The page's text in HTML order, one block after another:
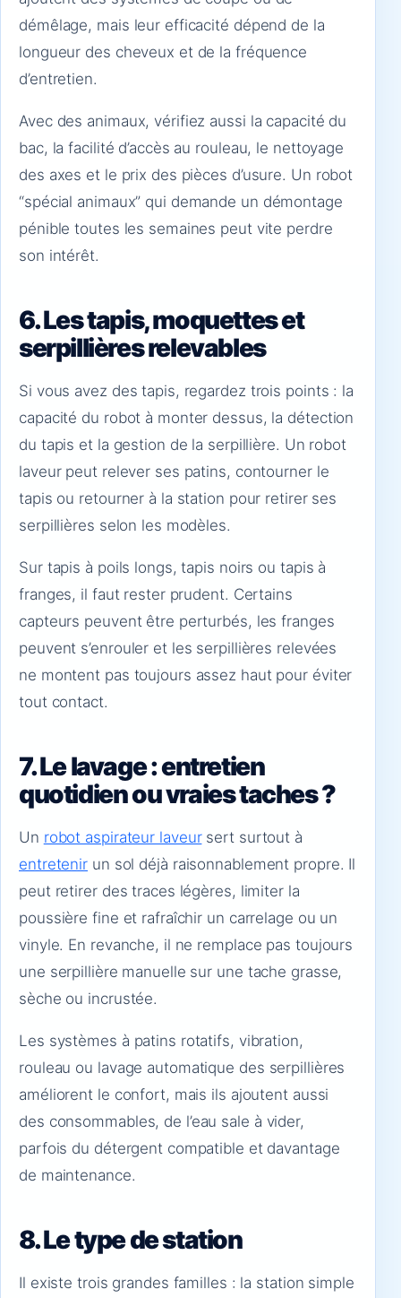
démêlage, mais leur efficacité dépend de la
longueur des cheveux et de la fréquence
d’entretien.
Avec des animaux, vérifiez aussi la capacité du
bac, la facilité d’accès au rouleau, le nettoyage
des axes et le prix des pièces d’usure. Un robot
“spécial animaux” qui demande un démontage
pénible toutes les semaines peut vite perdre
son intérêt.
6. Les tapis, moquettes et
serpillières relevables
Si vous avez des tapis, regardez trois points : la
capacité du robot à monter dessus, la détection
du tapis et la gestion de la serpillière. Un robot
laveur peut relever ses patins, contourner le
tapis ou retourner à la station pour retirer ses
serpillières selon les modèles.
Sur tapis à poils longs, tapis noirs ou tapis à
franges, il faut rester prudent. Certains
capteurs peuvent être perturbés, les franges
peuvent s’enrouler et les serpillières relevées
ne montent pas toujours assez haut pour éviter
tout contact.
7. Le lavage : entretien
quotidien ou vraies taches ?
Un robot aspirateur laveursert surtout à
entretenir un sol déjà raisonnablement propre. Il
peut retirer des traces légères, limiter la
poussière fine et rafraîchir un carrelage ou un
vinyle. En revanche, il ne remplace pas toujours
une serpillière manuelle sur une tache grasse,
sèche ou incrustée.
Les systèmes à patins rotatifs, vibration,
rouleau ou lavage automatique des serpillières
améliorent le confort, mais ils ajoutent aussi
des consommables, de l’eau sale à vider,
parfois du détergent compatible et davantage
de maintenance.
8. Le type de station
Il existe trois grandes familles : la station simple